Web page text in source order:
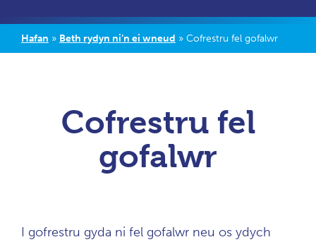
Hafan » Beth rydyn ni’n ei wneud » Cofrestru fel gofalwr
Cofrestru fel
gofalwr
I gofrestru gyda ni fel gofalwr neu os ydych